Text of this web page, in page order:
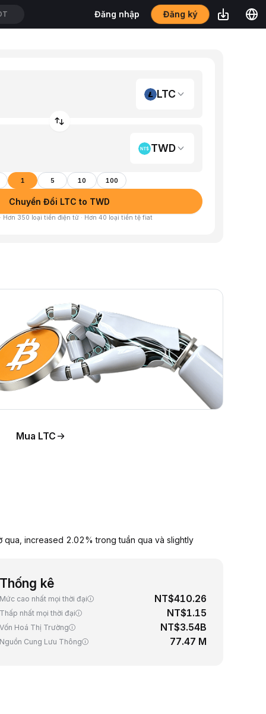
Đăng nhập Đăng ký
LTC
TWD
1 5 10 100
Chuyển Đổi LTC to TWD
Hơn 350 loại tiền điện tử · Hơn 40 loại tiền tệ fiat
Mua LTC
qua, increased 2.02% trong tuần qua và slightly
Thống kê
Mức cao nhất mọi thời đại NT$410.26
Thấp nhất mọi thời đại NT$1.15
Vốn Hoá Thị Trường NT$3.54B
Nguồn Cung Lưu Thông 77.47 M